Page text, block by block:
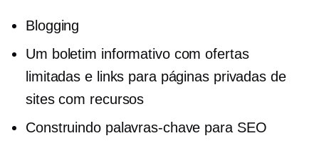
Blogging
Um boletim informativo com ofertas
limitadas e links para páginas privadas de
sites com recursos
Construindo palavras-chave para SEO